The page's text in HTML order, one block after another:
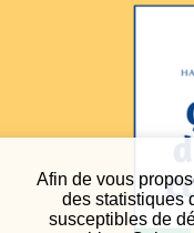
Afin de vous
des statistiques
susceptibles de